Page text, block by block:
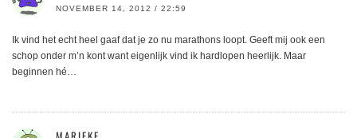
NOVEMBER 14, 2012 / 22:59
Ik vind het echt heel gaaf dat je zo nu marathons loopt. Geeft mij ook een
schop onder m’n kont want eigenlijk vind ik hardlopen heerlijk. Maar
beginnen hé…